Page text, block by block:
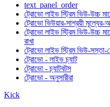
text_panel_order
ট্রোভো লাইভ স্ট্রিম ভিউ-উচ্চ
ট্রোভো ভিউয়ার-সাশ্রয়ী মূল্যের-
ট্রোভো লাইভ স্ট্রিম ভিউ-উচ্চ
রাখা
ট্রোভো লাইভ স্ট্রিম ভিউ-সস্তা-
ট্রোভো - লাইভ চ্যাট
ট্রোভো - চ্যাটবটস
ট্রোভো - অনুসারীরা
Kick